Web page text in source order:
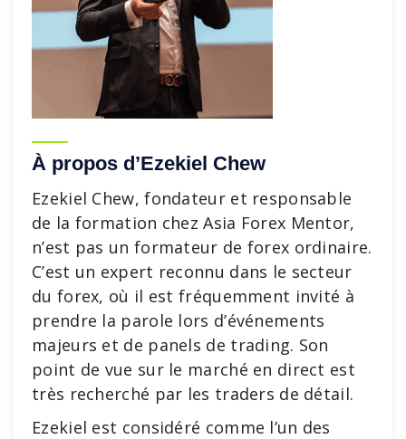
À propos d’Ezekiel Chew
Ezekiel Chew, fondateur et responsable
de la formation chez Asia Forex Mentor,
n’est pas un formateur de forex ordinaire.
C’est un expert reconnu dans le secteur
du forex, où il est fréquemment invité à
prendre la parole lors d’événements
majeurs et de panels de trading. Son
point de vue sur le marché en direct est
très recherché par les traders de détail.
Ezekiel est considéré comme l’un des